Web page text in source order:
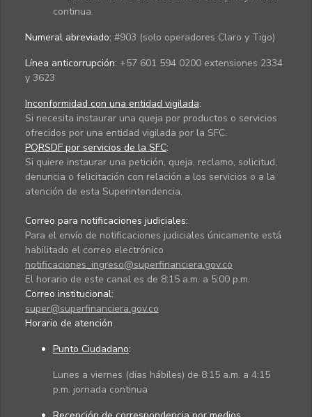
continua.
Numeral abreviado: #903 (solo operadores Claro y Tigo)
Línea anticorrupción: +57 601 594 0200 extensiones 2334
y 3623
Inconformidad con una entidad vigilada:
Si necesita instaurar una queja por productos o servicios
ofrecidos por una entidad vigilada por la SFC.
PQRSDF por servicios de la SFC:
Si quiere instaurar una petición, queja, reclamo, solicitud,
denuncia o felicitación con relación a los servicios o a la
atención de esta Superintendencia.
Correo para notificaciones judiciales:
Para el envío de notificaciones judiciales únicamente está
habilitado el correo electrónico
notificaciones_ingreso@superfinanciera.gov.co
El horario de este canal es de 8:15 a.m. a 5:00 p.m.
Correo institucional:
super@superfinanciera.gov.co
Horario de atención
Punto Ciudadano:
Lunes a viernes (días hábiles) de 8:15 a.m. a 4:15
p.m. jornada continua